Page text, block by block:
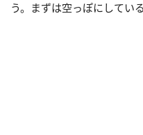
う。まずは空っぽにしてい